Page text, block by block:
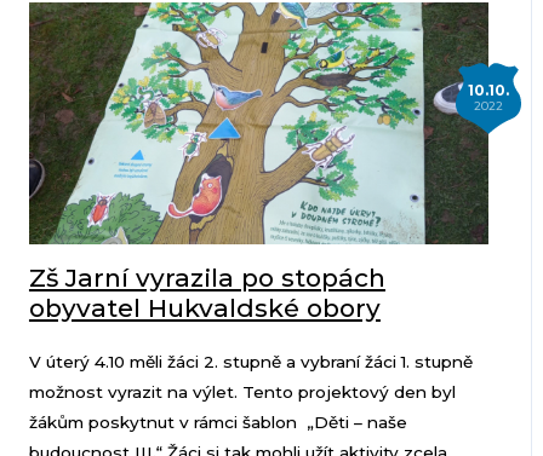
10.10.
2022
Zš Jarní vyrazila po stopách
obyvatel Hukvaldské obory
V úterý 4.10 měli žáci 2. stupně a vybraní žáci 1. stupně
možnost vyrazit na výlet. Tento projektový den byl
žákům poskytnut v rámci šablon „Děti – naše